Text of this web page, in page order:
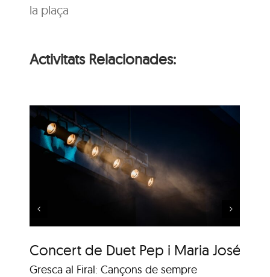
la plaça
Activitats Relacionades:
Concert de Duet Pep i Maria José
Gresca al Firal: Cançons de sempre
Música al Parc: Liza
Wuyts & Bech